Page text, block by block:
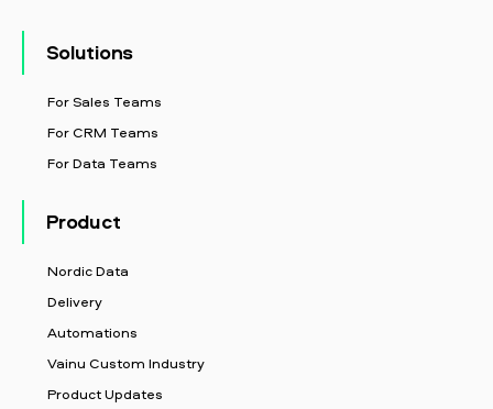
Solutions
For Sales Teams
For CRM Teams
For Data Teams
Product
Nordic Data
Delivery
Automations
Vainu Custom Industry
Product Updates